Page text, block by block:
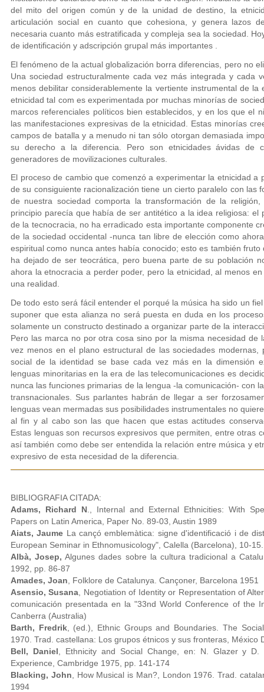
del mito del origen común y de la unidad de destino, la
articulación social en cuanto que cohesiona, y genera lazos
necesaria cuanto más estratificada y compleja sea la sociedad.
de identificación y adscripción grupal más importantes .
El fenómeno de la actual globalización borra diferencias, pero no
Una sociedad estructuralmente cada vez más integrada y cada
menos debilitar considerablemente la vertiente instrumental de
etnicidad tal com es experimentada por muchas minorías de
marcos referenciales políticos bien establecidos, y en los que el
las manifestaciones expresivas de la etnicidad. Estas minorías
campos de batalla y a menudo ni tan sólo otorgan demasiada
su derecho a la diferencia. Pero son etnicidades ávidas de
generadores de movilizaciones culturales.
El proceso de cambio que comenzó a experimentar la etnicidad
de su consiguiente racionalización tiene un cierto paralelo con las
de nuestra sociedad comporta la transformación de la
principio parecía que había de ser antitético a la idea religiosa: el
de la tecnocracia, no ha erradicado esta importante componente
de la sociedad occidental -nunca tan libre de elección como
espiritual como nunca antes había conocido; esto es también
ha dejado de ser teocrática, pero buena parte de su población
ahora la etnocracia a perder poder, pero la etnicidad, al menos
una realidad.
De todo esto será fácil entender el porqué la música ha sido un
suponer que esta alianza no será puesta en duda en los
solamente un constructo destinado a organizar parte de la
Pero las marca no por otra cosa sino por la misma necesidad de
vez menos en el plano estructural de las sociedades
social de la identidad se base cada vez más en la dimensión
lenguas minoritarias en la era de las telecomunicaciones es
nunca las funciones primarias de la lengua -la comunicación- con
transnacionales. Sus parlantes habrán de llegar a ser
lenguas vean mermadas sus posibilidades instrumentales no
al fin y al cabo son las que hacen que estas actitudes
Estas lenguas son recursos expresivos que permiten, entre otras
así también como debe ser entendida la relación entre música y
expresivo de esta necesidad de la diferencia.
BIBLIOGRAFIA CITADA:
Adams, Richard N ., Internal and External Ethnicities: With
Papers on Latin America, Paper No. 89-03, Austin 1989
Aiats, Jaume La cançó emblemàtica: signe d'identificació i de
European Seminar in Ethnomusicology", Calella (Barcelona), 10-
Albà, Josep, Algunes dades sobre la cultura tradicional a
1992, pp. 86-87
Amades, Joan , Folklore de Catalunya. Cançoner, Barcelona 1951
Asensio, Susana , Negotiation of Identity or Representation of
comunicación presentada en la "33nd World Conference of the
Canberra (Australia)
Barth, Fredrik, (ed.), Ethnic Groups and Boundaries. The
1970. Trad. castellana: Los grupos étnicos y sus fronteras, México
Bell, Daniel , Ethnicity and Social Change, en: N. Glazer y
Experience, Cambridge 1975, pp. 141-174
Blacking, John , How Musical is Man?, London 1976. Trad.
1994